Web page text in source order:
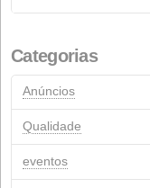
Abril 2012
Janeiro 2012
Março 2011
Julho 2005
Março 2005